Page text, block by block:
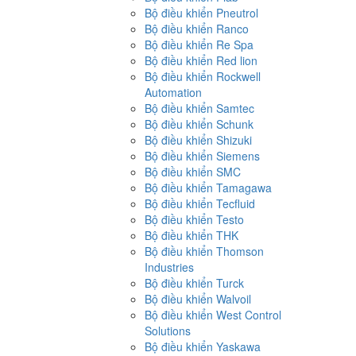
Bộ điều khiển Pneutrol
Bộ điều khiển Ranco
Bộ điều khiển Re Spa
Bộ điều khiển Red lion
Bộ điều khiển Rockwell
Automation
Bộ điều khiển Samtec
Bộ điều khiển Schunk
Bộ điều khiển Shizuki
Bộ điều khiển Siemens
Bộ điều khiển SMC
Bộ điều khiển Tamagawa
Bộ điều khiển Tecfluid
Bộ điều khiển Testo
Bộ điều khiển THK
Bộ điều khiển Thomson
Industries
Bộ điều khiển Turck
Bộ điều khiển Walvoil
Bộ điều khiển West Control
Solutions
Bộ điều khiển Yaskawa